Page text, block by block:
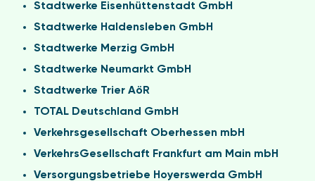
Stadtwerke Eisenhüttenstadt GmbH
Stadtwerke Haldensleben GmbH
Stadtwerke Merzig GmbH
Stadtwerke Neumarkt GmbH
Stadtwerke Trier AöR
TOTAL Deutschland GmbH
Verkehrsgesellschaft Oberhessen mbH
VerkehrsGesellschaft Frankfurt am Main mbH
Versorgungsbetriebe Hoyerswerda GmbH